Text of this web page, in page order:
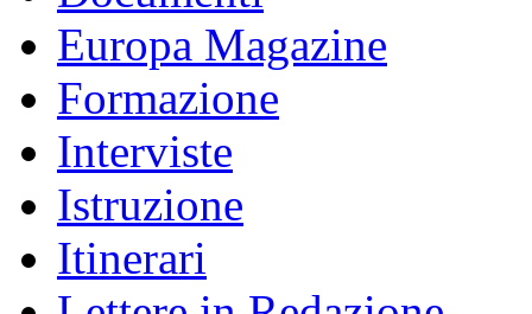
Europa Magazine
Formazione
Interviste
Istruzione
Itinerari